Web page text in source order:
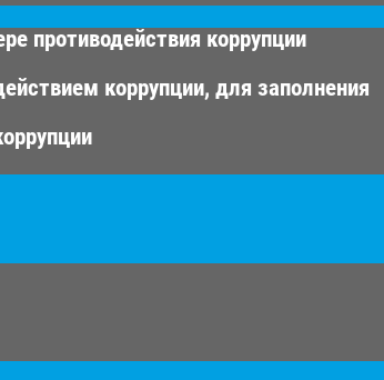
противодействия коррупции
коррупции, для заполнения